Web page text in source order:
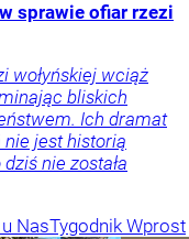
sprawie ofiar rzezi
wołyńskiej wciąż
bliskich
Ich dramat
nie jest historią
nie została
NasTygodnik Wprost